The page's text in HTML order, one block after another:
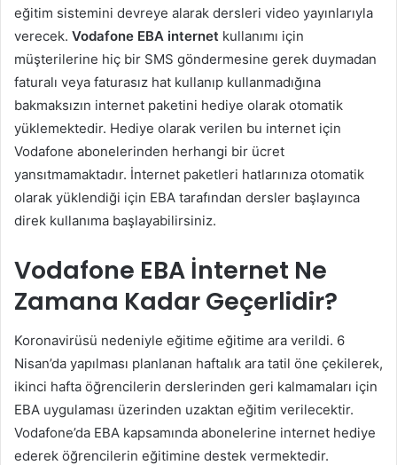
eğitim sistemini devreye alarak dersleri video yayınlarıyla
verecek. Vodafone EBA internet kullanımı için
müşterilerine hiç bir SMS göndermesine gerek duymadan
faturalı veya faturasız hat kullanıp kullanmadığına
bakmaksızın internet paketini hediye olarak otomatik
yüklemektedir. Hediye olarak verilen bu internet için
Vodafone abonelerinden herhangi bir ücret
yansıtmamaktadır. İnternet paketleri hatlarınıza otomatik
olarak yüklendiği için EBA tarafından dersler başlayınca
direk kullanıma başlayabilirsiniz.
Vodafone EBA İnternet Ne
Zamana Kadar Geçerlidir?
Koronavirüsü nedeniyle eğitime eğitime ara verildi. 6
Nisan’da yapılması planlanan haftalık ara tatil öne çekilerek,
ikinci hafta öğrencilerin derslerinden geri kalmamaları için
EBA uygulaması üzerinden uzaktan eğitim verilecektir.
Vodafone’da EBA kapsamında abonelerine internet hediye
ederek öğrencilerin eğitimine destek vermektedir.